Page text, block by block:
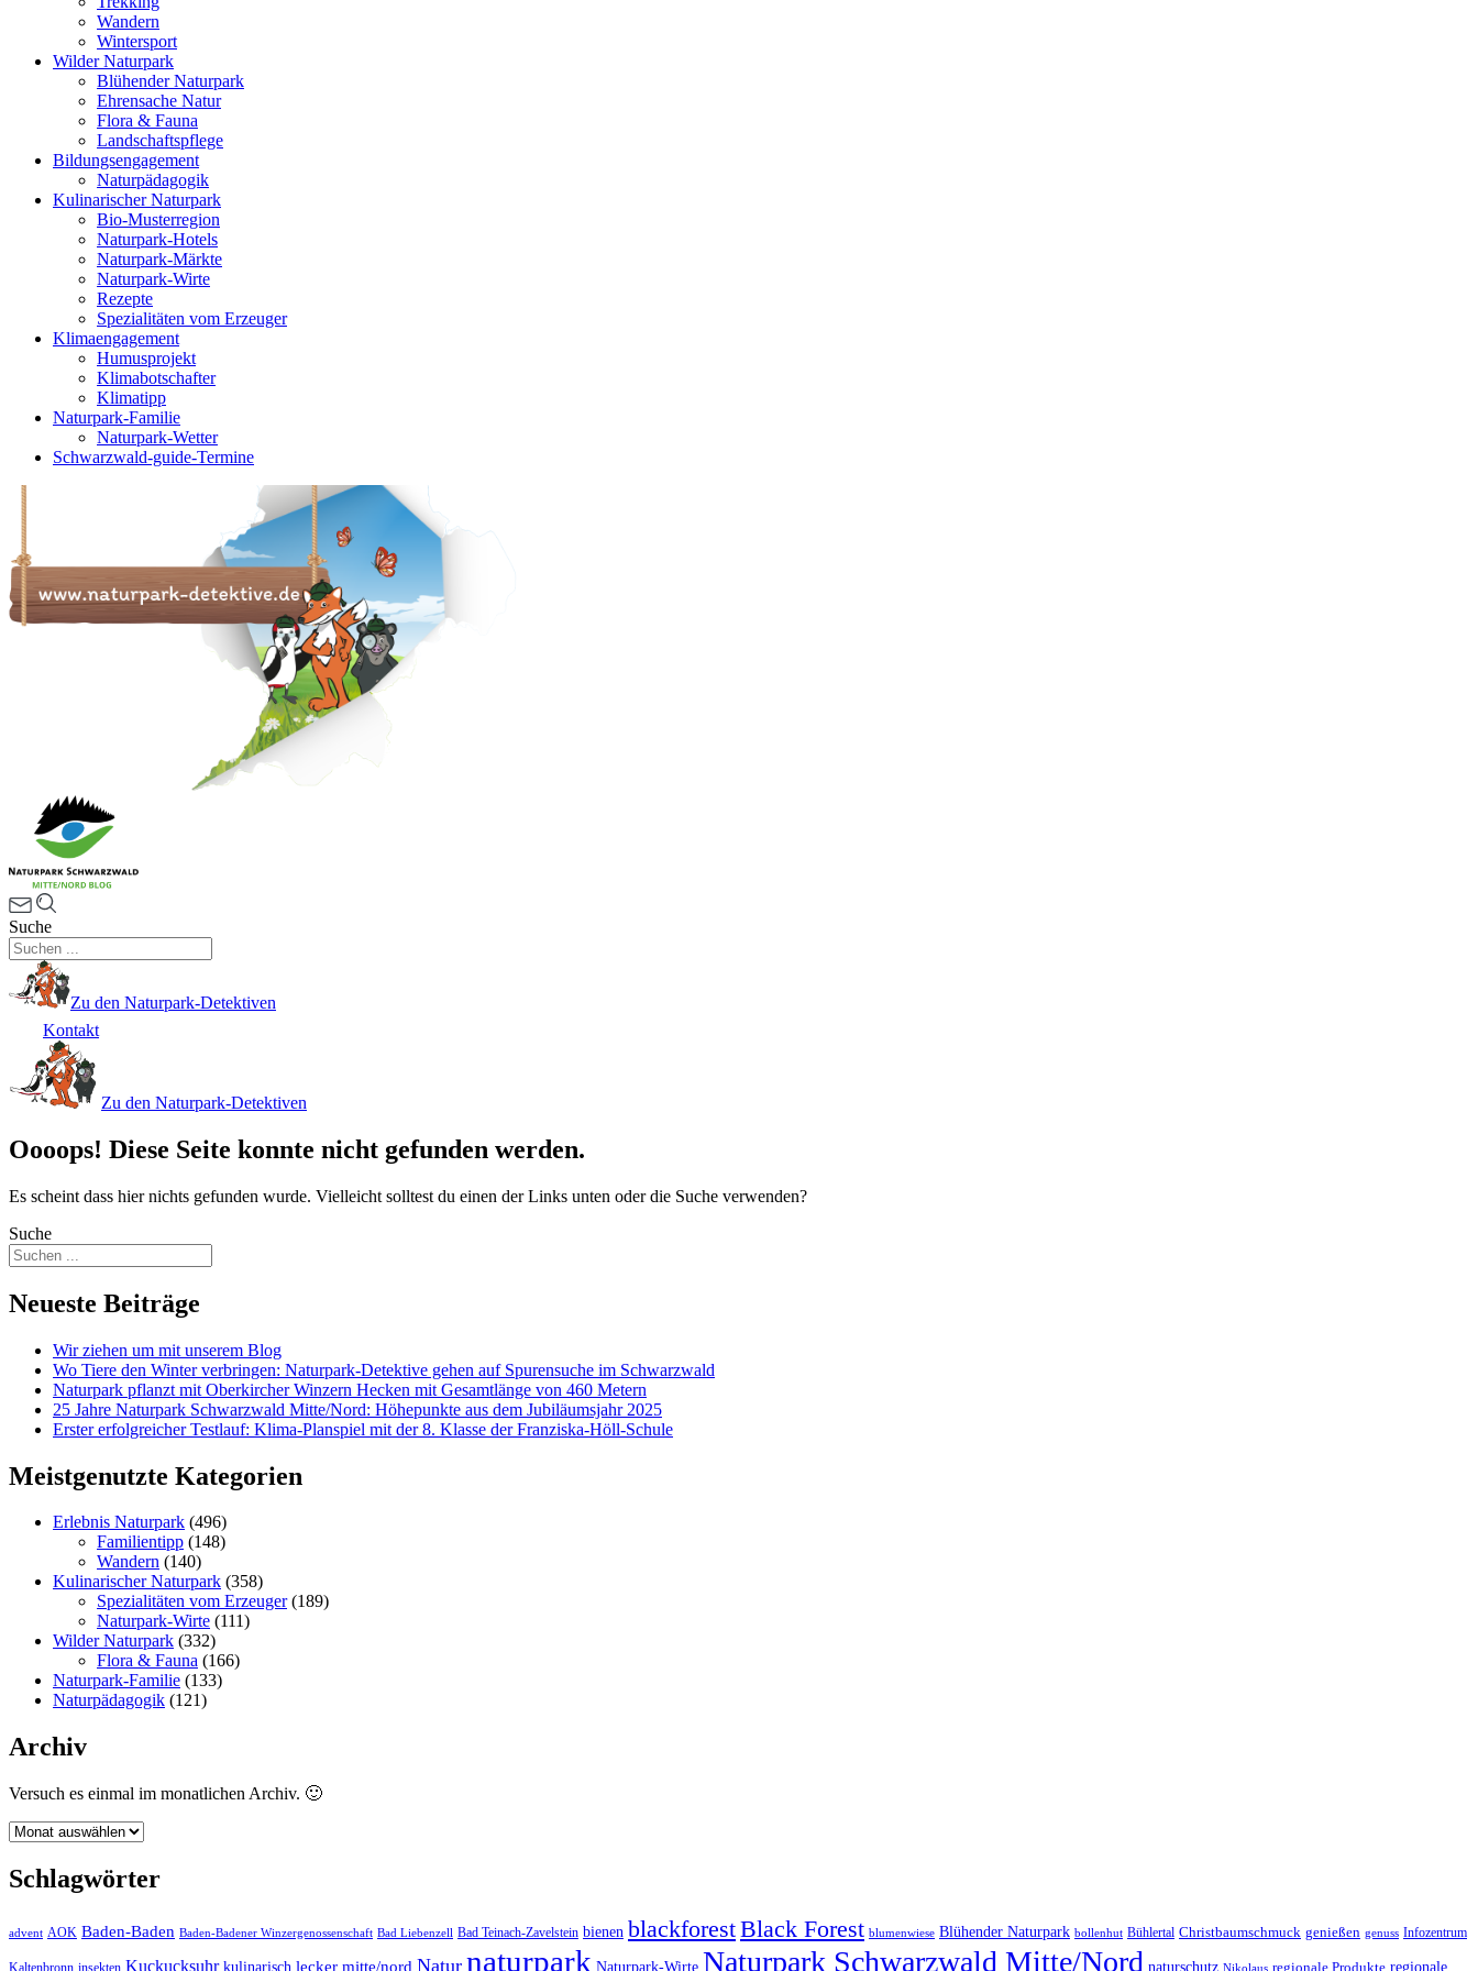
Wandern
Wintersport
Wilder Naturpark
Blühender Naturpark
Ehrensache Natur
Flora & Fauna
Landschaftspflege
Bildungs­engagement
Naturpädagogik
Kulinarischer Naturpark
Bio-Musterregion
Naturpark-Hotels
Naturpark-Märkte
Naturpark-Wirte
Rezepte
Spezialitäten vom Erzeuger
Klima­engagement
Humusprojekt
Klimabotschafter
Klimatipp
Naturpark-Familie
Naturpark-Wetter
Schwarzwald-guide-Termine
Suche
Zu den Naturpark-Detektiven
Kontakt
Zu den Naturpark-Detektiven
Oooops! Diese Seite konnte nicht gefunden werden.
Es scheint dass hier nichts gefunden wurde. Vielleicht solltest du einen der Links unten oder die Suche verwenden?
Suche
Neueste Beiträge
Wir ziehen um mit unserem Blog
Wo Tiere den Winter verbringen: Naturpark-Detektive gehen auf Spurensuche im Schwarzwald
Naturpark pflanzt mit Oberkircher Winzern Hecken mit Gesamtlänge von 460 Metern
25 Jahre Naturpark Schwarzwald Mitte/Nord: Höhepunkte aus dem Jubiläumsjahr 2025
Erster erfolgreicher Testlauf: Klima-Planspiel mit der 8. Klasse der Franziska-Höll-Schule
Meistgenutzte Kategorien
Erlebnis Naturpark (496)
Familientipp (148)
Wandern (140)
Kulinarischer Naturpark (358)
Spezialitäten vom Erzeuger(189)
Naturpark-Wirte (111)
Wilder Naturpark (332)
Flora & Fauna (166)
Naturpark-Familie (133)
Naturpädagogik (121)
Archiv
Versuch es einmal im monatlichen Archiv. 🙂
Archiv
Schlagwörter
advent AOK Baden-Baden Baden-Badener Winzergenossenschaft Bad Liebenzell Bad Teinach-Zavelstein bienen blackforestBlack Forest blumenwiese Blühender Naturpark bollenhut Bühlertal Christbaumschmuck genießen genuss Infozentrum
Kaltenbronn insekten Kuckucksuhr kulinarisch lecker mitte/nord Natur naturpark Naturpark-Wirte Naturpark Schwarzwald Mitte/Nord naturschutz Nikolaus regionale Produkte regionale